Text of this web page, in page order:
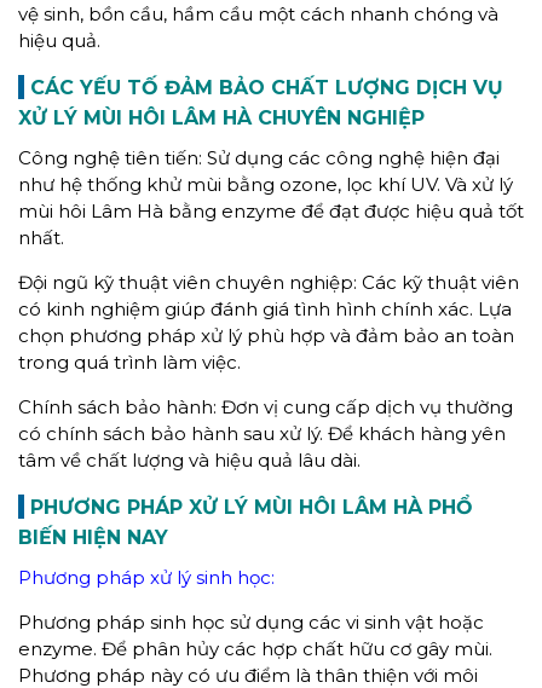
vệ sinh, bồn cầu, hầm cầu một cách nhanh chóng và
hiệu quả.
CÁC YẾU TỐ ĐẢM BẢO CHẤT LƯỢNG DỊCH VỤ
XỬ LÝ MÙI HÔI LÂM HÀ CHUYÊN NGHIỆP
Công nghệ tiên tiến: Sử dụng các công nghệ hiện đại
như hệ thống khử mùi bằng ozone, lọc khí UV. Và xử lý
mùi hôi Lâm Hà bằng enzyme để đạt được hiệu quả tốt
nhất.
Đội ngũ kỹ thuật viên chuyên nghiệp: Các kỹ thuật viên
có kinh nghiệm giúp đánh giá tình hình chính xác. Lựa
chọn phương pháp xử lý phù hợp và đảm bảo an toàn
trong quá trình làm việc.
Chính sách bảo hành: Đơn vị cung cấp dịch vụ thường
có chính sách bảo hành sau xử lý. Để khách hàng yên
tâm về chất lượng và hiệu quả lâu dài.
PHƯƠNG PHÁP XỬ LÝ MÙI HÔI LÂM HÀ PHỔ
BIẾN HIỆN NAY
Phương pháp xử lý sinh học:
Phương pháp sinh học sử dụng các vi sinh vật hoặc
enzyme. Để phân hủy các hợp chất hữu cơ gây mùi.
Phương pháp này có ưu điểm là thân thiện với môi